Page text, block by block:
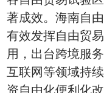
著成效。海南自
有效发挥自由贸
用，出台跨境服
互联网等领域持
资自由化便利化